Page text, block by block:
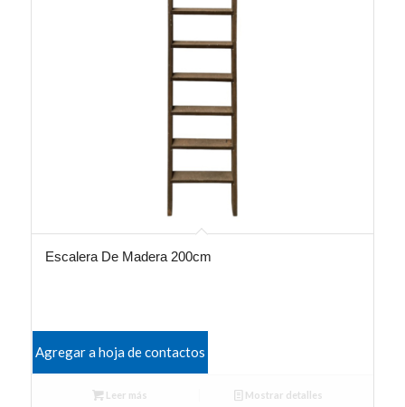
Escalera De Madera 200cm
Agregar a hoja de contactos
Leer más Mostrar detalles